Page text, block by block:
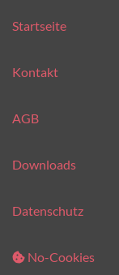
Startseite
Kontakt
AGB
Downloads
Datenschutz
No-Cookies